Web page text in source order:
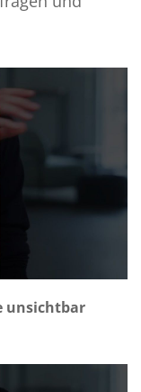
unsichtbar